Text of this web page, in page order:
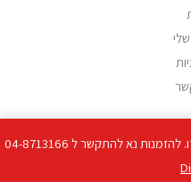
נא להתקשר ל 04-8713166